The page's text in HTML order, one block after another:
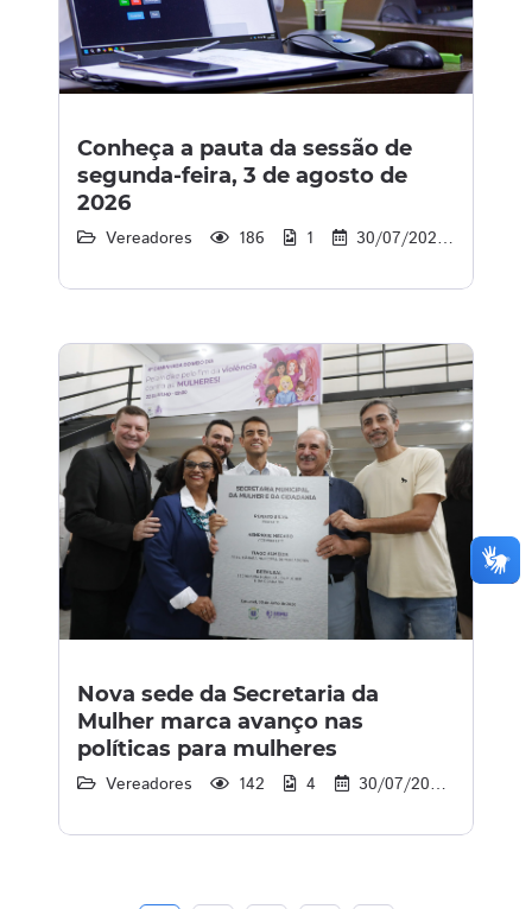
Conheça a pauta da sessão de
segunda-feira, 3 de agosto de
2026
Vereadores 186 1 30/07/2026
Nova sede da Secretaria da
Mulher marca avanço nas
políticas para mulheres
Vereadores 142 4 30/07/2026